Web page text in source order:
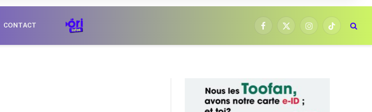
CONTACT
Facebook
X
InstagramTikTok